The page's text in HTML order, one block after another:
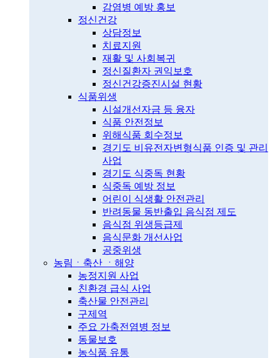
감염병 예방 홍보
정신건강
상담정보
치료지원
재활 및 사회복귀
정신질환자 권익보호
정신건강증진시설 현황
식품위생
시설개선자금 등 융자
식품 안전정보
위해식품 회수정보
경기도 비유전자변형식품 인증 및 관리
사업
경기도 식중독 현황
식중독 예방 정보
어린이 식생활 안전관리
반려동물 동반출입 음식점 제도
음식점 위생등급제
음식문화 개선사업
공중위생
농림ㆍ축산 ㆍ해양
농정지원 사업
친환경 급식 사업
축산물 안전관리
구제역
주요 가축전염병 정보
동물보호
농식품 유통